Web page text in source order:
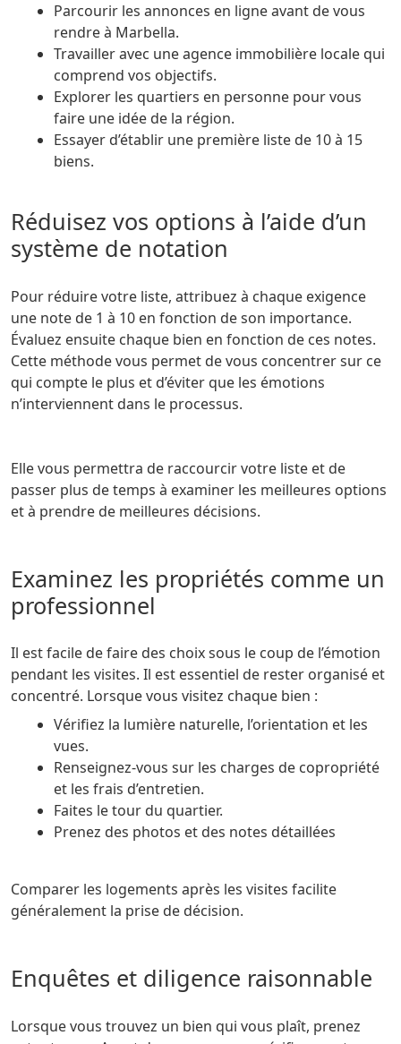
Parcourir les annonces en ligne avant de vous
rendre à Marbella.
Travailler avec une agence immobilière locale qui
comprend vos objectifs.
Explorer les quartiers en personne pour vous
faire une idée de la région.
Essayer d’établir une première liste de 10 à 15
biens.
Réduisez vos options à l’aide d’un
système de notation
Pour réduire votre liste, attribuez à chaque exigence
une note de 1 à 10 en fonction de son importance.
Évaluez ensuite chaque bien en fonction de ces notes.
Cette méthode vous permet de vous concentrer sur ce
qui compte le plus et d’éviter que les émotions
n’interviennent dans le processus.
Elle vous permettra de raccourcir votre liste et de
passer plus de temps à examiner les meilleures options
et à prendre de meilleures décisions.
Examinez les propriétés comme un
professionnel
Il est facile de faire des choix sous le coup de l’émotion
pendant les visites. Il est essentiel de rester organisé et
concentré. Lorsque vous visitez chaque bien :
Vérifiez la lumière naturelle, l’orientation et les
vues.
Renseignez-vous sur les charges de copropriété
et les frais d’entretien.
Faites le tour du quartier.
Prenez des photos et des notes détaillées
Comparer les logements après les visites facilite
généralement la prise de décision.
Enquêtes et diligence raisonnable
Lorsque vous trouvez un bien qui vous plaît, prenez